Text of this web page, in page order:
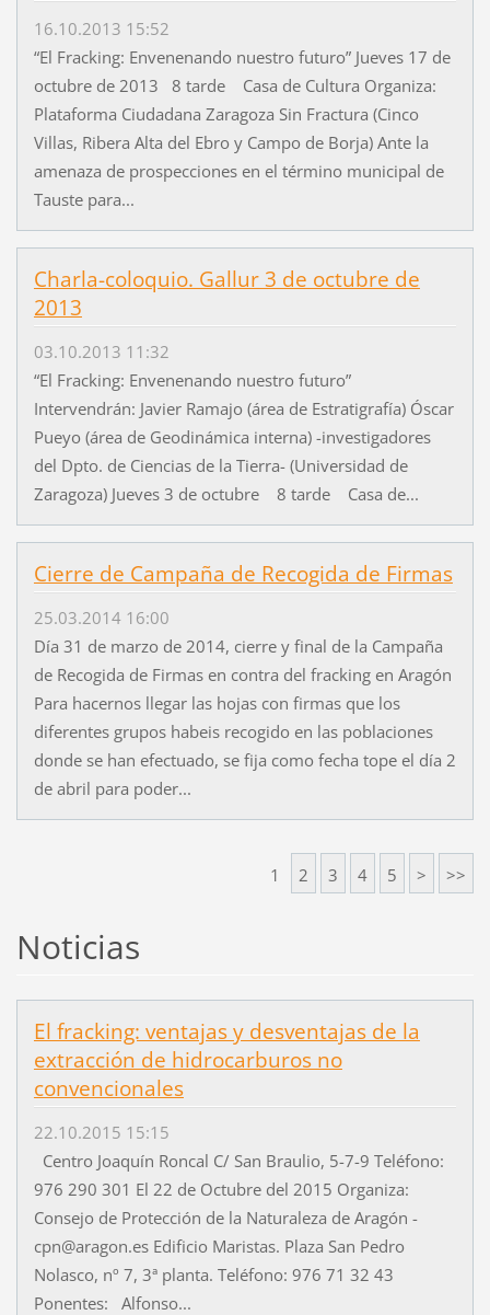
16.10.2013 15:52
“El Fracking: Envenenando nuestro futuro” Jueves 17 de
octubre de 2013 8 tarde Casa de Cultura Organiza:
Plataforma Ciudadana Zaragoza Sin Fractura (Cinco
Villas, Ribera Alta del Ebro y Campo de Borja) Ante la
amenaza de prospecciones en el término municipal de
Tauste para...
Charla-coloquio. Gallur 3 de octubre de
2013
03.10.2013 11:32
“El Fracking: Envenenando nuestro futuro”
Intervendrán: Javier Ramajo (área de Estratigrafía) Óscar
Pueyo (área de Geodinámica interna) -investigadores
del Dpto. de Ciencias de la Tierra- (Universidad de
Zaragoza) Jueves 3 de octubre 8 tarde Casa de...
Cierre de Campaña de Recogida de Firmas
25.03.2014 16:00
Día 31 de marzo de 2014, cierre y final de la Campaña
de Recogida de Firmas en contra del fracking en Aragón
Para hacernos llegar las hojas con firmas que los
diferentes grupos habeis recogido en las poblaciones
donde se han efectuado, se fija como fecha tope el día 2
de abril para poder...
1 2 3 4 5 > >>
Noticias
El fracking: ventajas y desventajas de la
extracción de hidrocarburos no
convencionales
22.10.2015 15:15
Centro Joaquín Roncal C/ San Braulio, 5-7-9 Teléfono:
976 290 301 El 22 de Octubre del 2015 Organiza:
Consejo de Protección de la Naturaleza de Aragón -
cpn@aragon.es Edificio Maristas. Plaza San Pedro
Nolasco, nº 7, 3ª planta. Teléfono: 976 71 32 43
Ponentes: Alfonso...